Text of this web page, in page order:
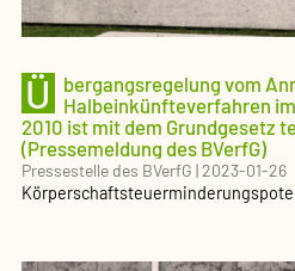
Ü
bergangsregelung vom
Halbeinkünfteverfahren
2010 ist mit dem Grundgesetz
(Pressemeldung des BVerfG)
Pressestelle des BVerfG |2023-01-26